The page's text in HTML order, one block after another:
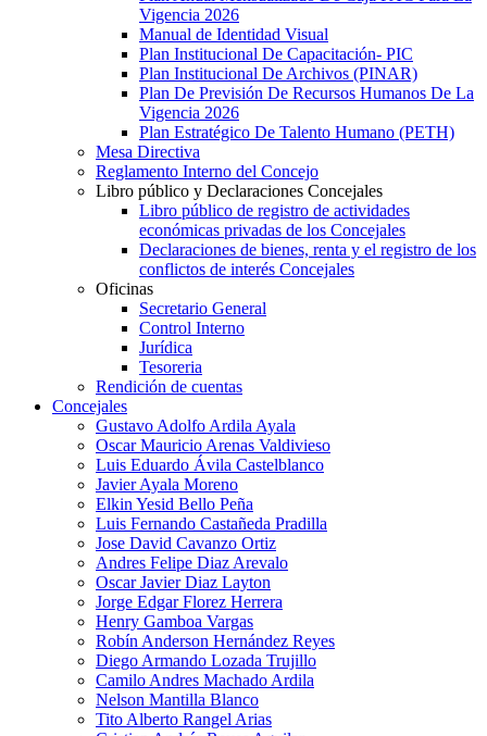
Vigencia 2026
Manual de Identidad Visual
Plan Institucional De Capacitación- PIC
Plan Institucional De Archivos (PINAR)
Plan De Previsión De Recursos Humanos De La
Vigencia 2026
Plan Estratégico De Talento Humano (PETH)
Mesa Directiva
Reglamento Interno del Concejo
Libro público y Declaraciones Concejales
Libro público de registro de actividades
económicas privadas de los Concejales
Declaraciones de bienes, renta y el registro de los
conflictos de interés Concejales
Oficinas
Secretario General
Control Interno
Jurídica
Tesoreria
Rendición de cuentas
Concejales
Gustavo Adolfo Ardila Ayala
Oscar Mauricio Arenas Valdivieso
Luis Eduardo Ávila Castelblanco
Javier Ayala Moreno
Elkin Yesid Bello Peña
Luis Fernando Castañeda Pradilla
Jose David Cavanzo Ortiz
Andres Felipe Diaz Arevalo
Oscar Javier Diaz Layton
Jorge Edgar Florez Herrera
Henry Gamboa Vargas
Robín Anderson Hernández Reyes
Diego Armando Lozada Trujillo
Camilo Andres Machado Ardila
Nelson Mantilla Blanco
Tito Alberto Rangel Arias